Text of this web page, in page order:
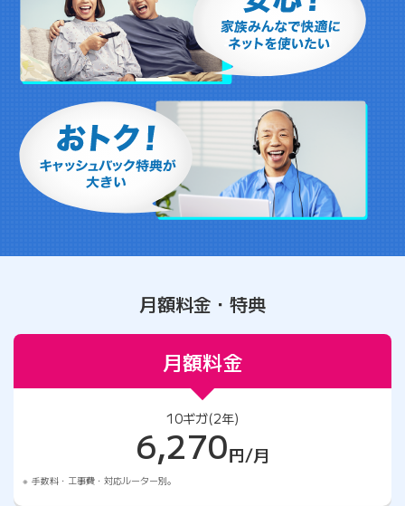
月額料金・特典
月額料金
10ギガ(2年)
6,270円/月
手数料・工事費・対応ルーター別。